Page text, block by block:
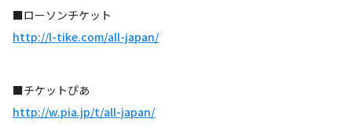
■ローソンチケット
http://l-tike.com/all-japan/
■チケットぴあ
http://w.pia.jp/t/all-japan/